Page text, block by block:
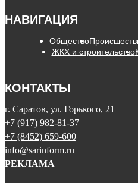
НАВИГАЦИЯ
Общество
ЖКХ и строительство
КОНТАКТЫ
г. Саратов, ул. Горького, 21
+7 (917) 982-81-37
+7 (8452) 659-600
info@sarinform.ru
РЕКЛАМА